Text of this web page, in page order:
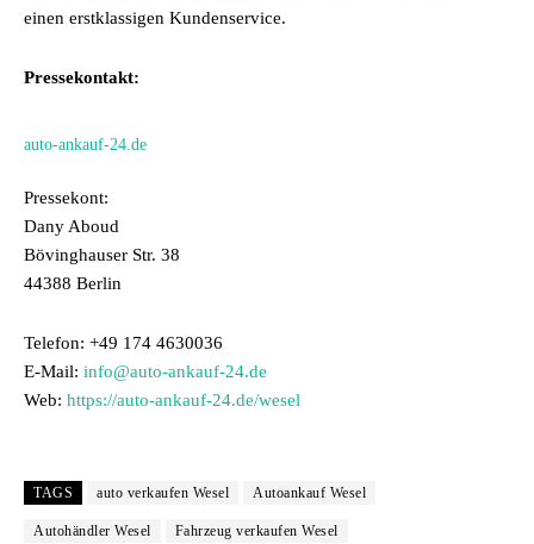
einen erstklassigen Kundenservice.
Pressekontakt:
auto-ankauf-24.de
Pressekont:
Dany Aboud
Bövinghauser Str. 38
44388 Berlin
Telefon: +49 174 4630036
E-Mail: info@auto-ankauf-24.de
Web: https://auto-ankauf-24.de/wesel
TAGS auto verkaufen Wesel Autoankauf Wesel
Autohändler Wesel Fahrzeug verkaufen Wesel